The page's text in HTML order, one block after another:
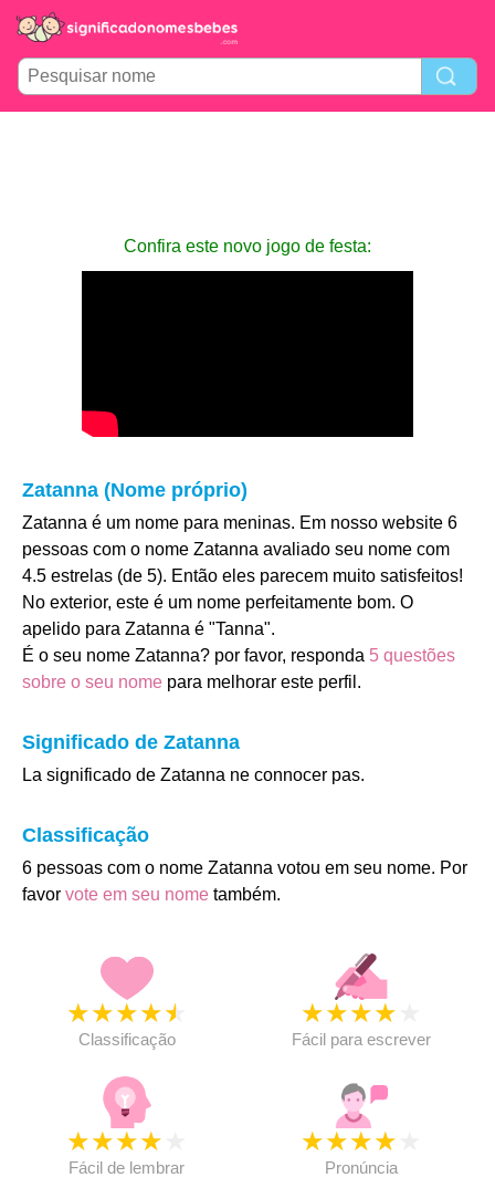
Confira este novo jogo de festa:
Zatanna (Nome próprio)
Zatanna é um nome para meninas. Em nosso website 6
pessoas com o nome Zatanna avaliado seu nome com
4.5 estrelas (de 5). Então eles parecem muito satisfeitos!
No exterior, este é um nome perfeitamente bom. O
apelido para Zatanna é "Tanna".
É o seu nome Zatanna? por favor, responda 5 questões
sobre o seu nome para melhorar este perfil.
Significado de Zatanna
La significado de Zatanna ne connocer pas.
Classificação
6 pessoas com o nome Zatanna votou em seu nome. Por
favor vote em seu nome também.
★★★★★
Classificação
★★★★
Fácil para escrever
★★★★
Fácil de lembrar
★★★★
Pronúncia